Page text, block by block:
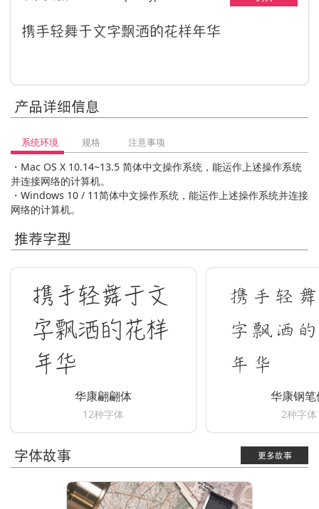
携手轻舞于文字飘洒的花样年华
产品详细信息
系统环境 规格 注意事项
・Mac OS X 10.14~13.5 简体中文操作系统，能运作上述操作系统
并连接网络的计算机。
・Windows 10 / 11简体中文操作系统，能运作上述操作系统并连接
网络的计算机。
推荐字型
携手轻舞于文
字飘洒的花样
年华
华康翩翩体
12种字体
携手轻
字飘洒
年华
华康钢笔
2种字体
字体故事 更多故事